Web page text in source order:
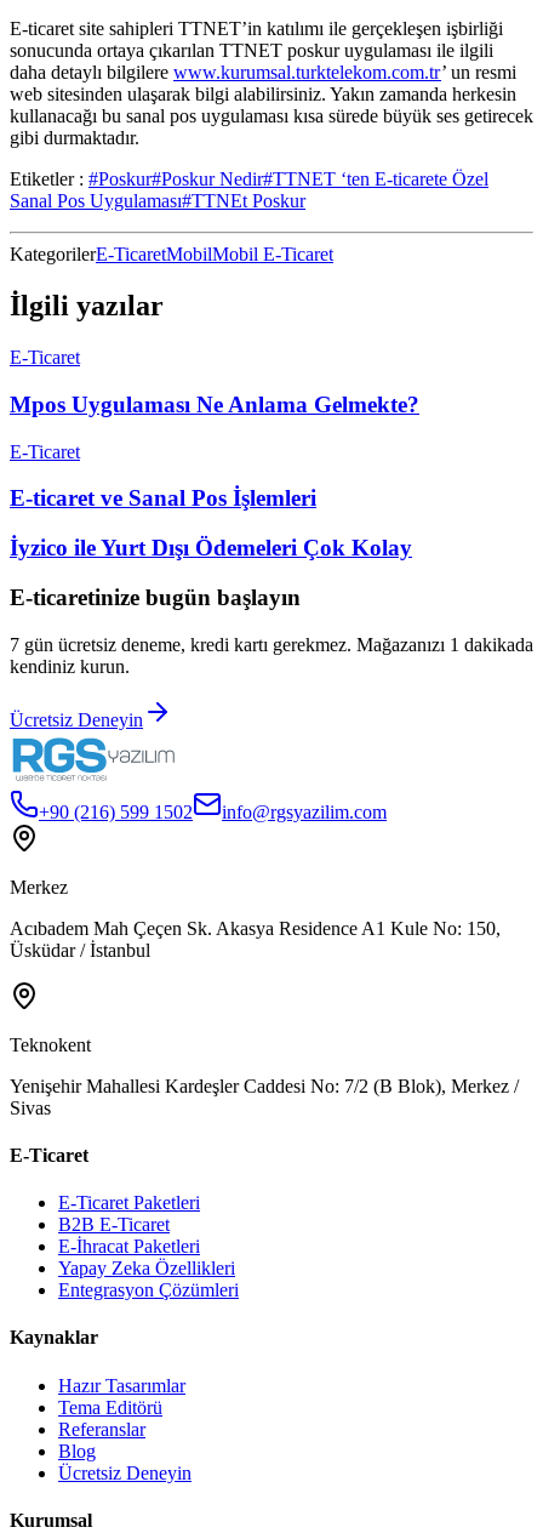
E-ticaret site sahipleri TTNET’in katılımı ile gerçekleşen işbirliği
sonucunda ortaya çıkarılan TTNET poskur uygulaması ile ilgili
daha detaylı bilgilere www.kurumsal.turktelekom.com.tr’ un resmi
web sitesinden ulaşarak bilgi alabilirsiniz. Yakın zamanda herkesin
kullanacağı bu sanal pos uygulaması kısa sürede büyük ses getirecek
gibi durmaktadır.
Etiketler : #Poskur#Poskur Nedir#TTNET ‘ten E-ticarete Özel
Sanal Pos Uygulaması#TTNEt Poskur
KategorilerE-TicaretMobilMobil E-Ticaret
İlgili yazılar
E-Ticaret
Mpos Uygulaması Ne Anlama Gelmekte?
E-Ticaret
E-ticaret ve Sanal Pos İşlemleri
İyzico ile Yurt Dışı Ödemeleri Çok Kolay
E-ticaretinize bugün başlayın
7 gün ücretsiz deneme, kredi kartı gerekmez. Mağazanızı 1 dakikada
kendiniz kurun.
Ücretsiz Deneyin
+90 (216) 599 1502 info@rgsyazilim.com
Merkez
Acıbadem Mah Çeçen Sk. Akasya Residence A1 Kule No: 150,
Üsküdar / İstanbul
Teknokent
Yenişehir Mahallesi Kardeşler Caddesi No: 7/2 (B Blok), Merkez /
Sivas
E-Ticaret
E-Ticaret Paketleri
B2B E-Ticaret
E-İhracat Paketleri
Yapay Zeka Özellikleri
Entegrasyon Çözümleri
Kaynaklar
Hazır Tasarımlar
Tema Editörü
Referanslar
Blog
Ücretsiz Deneyin
Kurumsal